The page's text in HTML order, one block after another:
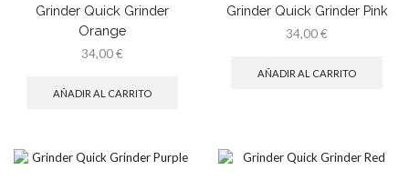
Grinder Quick Grinder
Orange
34,00€
AÑADIR AL CARRITO
Grinder Quick Grinder Pink
34,00€
AÑADIR AL CARRITO